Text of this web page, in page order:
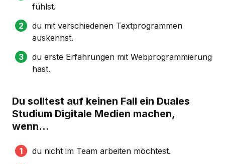
fühlst.
du mit verschiedenen Textprogrammen
auskennst.
du erste Erfahrungen mit Webprogrammierung
hast.
Du solltest auf keinen Fall ein Duales
Studium Digitale Medien machen,
wenn...
du nicht im Team arbeiten möchtest.